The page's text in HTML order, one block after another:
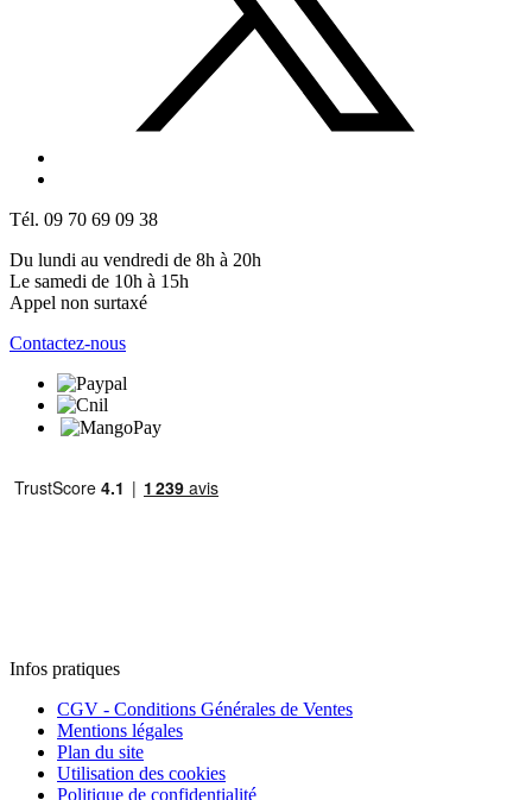
Tél. 09 70 69 09 38
Du lundi au vendredi de 8h à 20h
Le samedi de 10h à 15h
Appel non surtaxé
Contactez-nous
Infos pratiques
CGV - Conditions Générales de Ventes
Mentions légales
Plan du site
Utilisation des cookies
Politique de confidentialité